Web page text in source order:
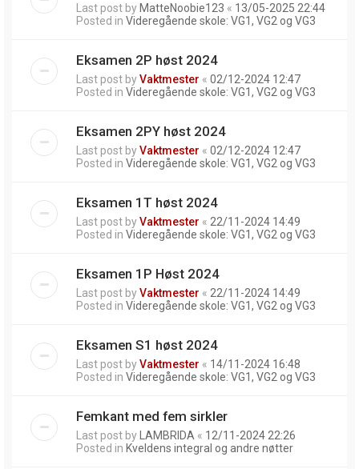
Last post by MatteNoobie123 « 13/05-2025 22:44
Posted in Videregående skole: VG1, VG2 og VG3
Eksamen 2P høst 2024
Last post byVaktmester « 02/12-2024 12:47
Posted in Videregående skole: VG1, VG2 og VG3
Eksamen 2PY høst 2024
Last post byVaktmester « 02/12-2024 12:47
Posted in Videregående skole: VG1, VG2 og VG3
Eksamen 1T høst 2024
Last post byVaktmester « 22/11-2024 14:49
Posted in Videregående skole: VG1, VG2 og VG3
Eksamen 1P Høst 2024
Last post byVaktmester « 22/11-2024 14:49
Posted in Videregående skole: VG1, VG2 og VG3
Eksamen S1 høst 2024
Last post byVaktmester « 14/11-2024 16:48
Posted in Videregående skole: VG1, VG2 og VG3
Femkant med fem sirkler
Last post by LAMBRIDA « 12/11-2024 22:26
Posted in Kveldens integral og andre nøtter